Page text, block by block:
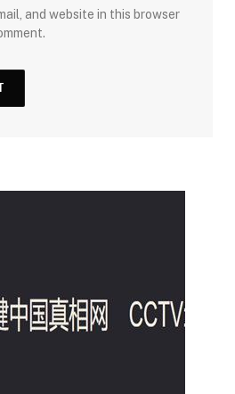
and website in this browser